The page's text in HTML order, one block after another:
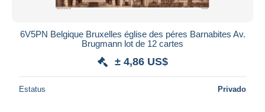
6V5PN Belgique Bruxelles église des péres Barnabites Av.
Brugmann lot de 12 cartes
± 4,86 US$
Estatus Privado